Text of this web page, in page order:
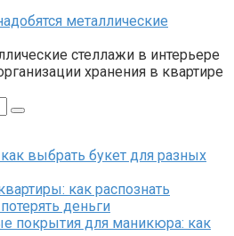
металлические
стеллажи в интерьере
хранения в квартире
выбрать букет для разных
как распознать
деньги
покрытия для маникюра: как